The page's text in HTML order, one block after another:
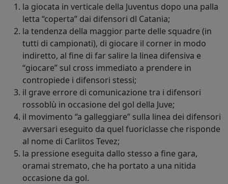
la giocata in verticale della Juventus dopo una palla
letta “coperta” dai difensori dl Catania;
la tendenza della maggior parte delle squadre (in
tutti di campionati), di giocare il corner in modo
indiretto, al fine di far salire la linea difensiva e
“giocare” sul cross immediato a prendere in
contropiede i difensori stessi;
il grave errore di comunicazione tra i difensori
rossoblù in occasione del gol della Juve;
il movimento “a galleggiare” sulla linea dei difensori
avversari eseguito da quel fuoriclasse che risponde
al nome di Carlitos Tevez;
la pressione eseguita dallo stesso a fine gara,
oramai stremato, che ha portato a una nitida
occasione da gol.